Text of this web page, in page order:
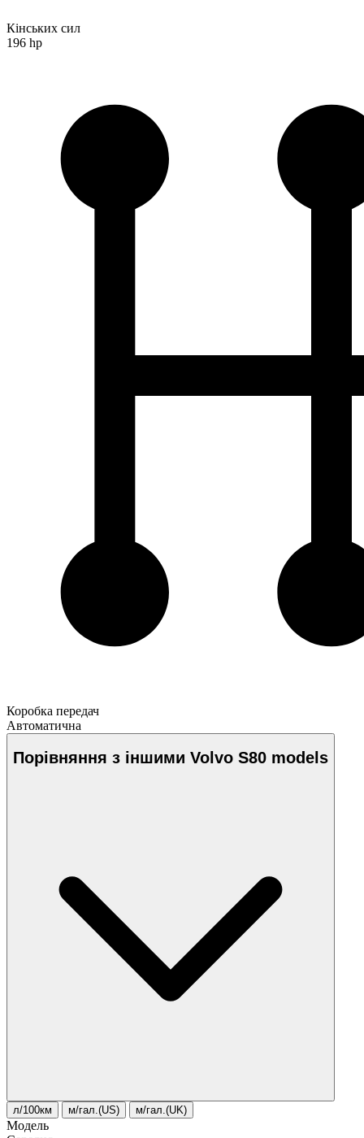
Кінських сил
196 hp
Коробка передач
Автоматична
Порівняння з іншими Volvo S80 models
л/100км м/гал.(US) м/гал.(UK)
Модель